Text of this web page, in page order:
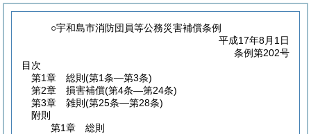
○宇和島市消防団員等公務災害補償条例
平成17年8月1日
条例第202号
目次
第1章
総則 (第1条―第3条)
第2章
損害補償(第4条―第24条)
第3章
雑則 (第25条―第28条)
附則
第1章
総則